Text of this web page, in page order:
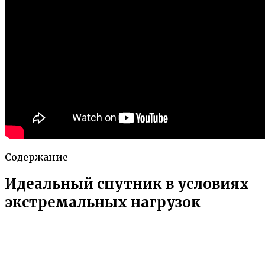
Содержание
Идеальный спутник в условиях
экстремальных нагрузок